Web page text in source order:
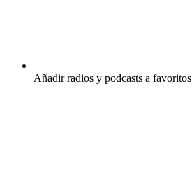
Añadir radios y podcasts a favoritos